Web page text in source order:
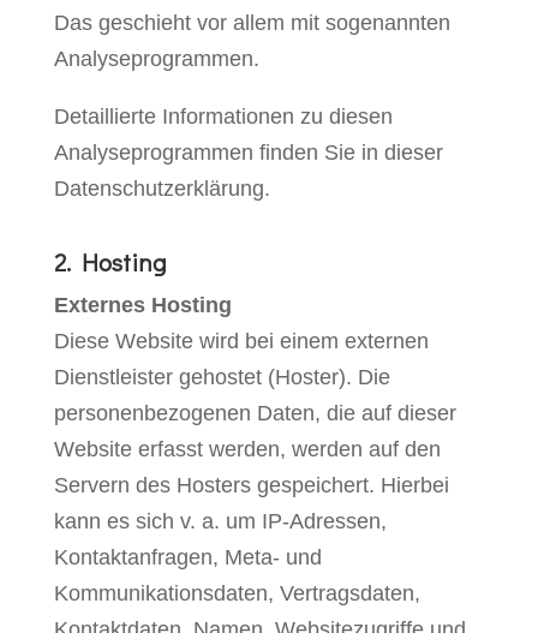
Das geschieht vor allem mit sogenannten
Analyseprogrammen.
Detaillierte Informationen zu diesen
Analyseprogrammen finden Sie in dieser
Datenschutzerklärung.
2. Hosting
Externes Hosting
Diese Website wird bei einem externen
Dienstleister gehostet (Hoster). Die
personenbezogenen Daten, die auf dieser
Website erfasst werden, werden auf den
Servern des Hosters gespeichert. Hierbei
kann es sich v. a. um IP-Adressen,
Kontaktanfragen, Meta- und
Kommunikationsdaten, Vertragsdaten,